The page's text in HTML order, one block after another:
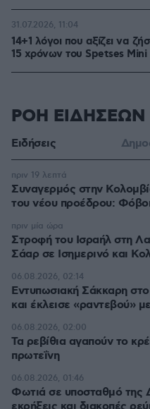
14+1 λόγοι που αξίζει να
15 χρόνων του Spetses
31.07.2026, 11:04
ΡΟΗ ΕΙΔΗΣΕΩΝ
Ειδήσεις
Συναγερμός στην
του νέου προέδρου: Φόβοι
πριν 19 λεπτά
Στροφή του Ισραήλ στη
Σάαρ σε Ισημερινό και
πριν μία ώρα
Εντυπωσιακή Σάκκαρη
και έκλεισε «ραντεβού»
06.08.2026, 02:14
Τα ρεβίθια αγαπούν το
πρωτεΐνη
06.08.2026, 02:00
Φωτιά σε υποσταθμό της
06.08.2026, 01:46